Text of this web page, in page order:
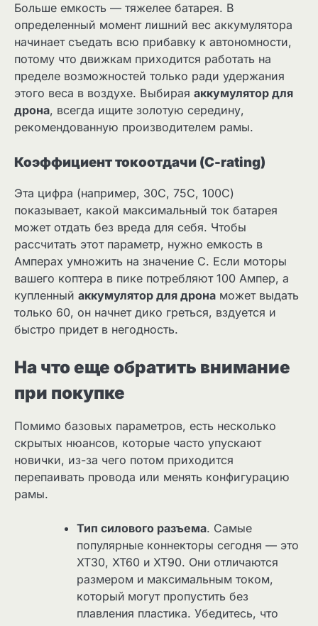
Больше емкость — тяжелее батарея. В
определенный момент лишний вес аккумулятора
начинает съедать всю прибавку к автономности,
потому что движкам приходится работать на
пределе возможностей только ради удержания
этого веса в воздухе. Выбирая аккумулятор для
дрона, всегда ищите золотую середину,
рекомендованную производителем рамы.
Коэффициент токоотдачи (C-rating)
Эта цифра (например, 30C, 75C, 100C)
показывает, какой максимальный ток батарея
может отдать без вреда для себя. Чтобы
рассчитать этот параметр, нужно емкость в
Амперах умножить на значение C. Если моторы
вашего коптера в пике потребляют 100 Ампер, а
купленный аккумулятор для дрона может выдать
только 60, он начнет дико греться, вздуется и
быстро придет в негодность.
На что еще обратить внимание
при покупке
Помимо базовых параметров, есть несколько
скрытых нюансов, которые часто упускают
новички, из-за чего потом приходится
перепаивать провода или менять конфигурацию
рамы.
Тип силового разъема. Самые
популярные коннекторы сегодня — это
XT30, XT60 и XT90. Они отличаются
размером и максимальным током,
который могут пропустить без
плавления пластика. Убедитесь, что